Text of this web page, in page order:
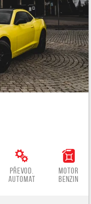
Převod.
automat
Motor
benzin